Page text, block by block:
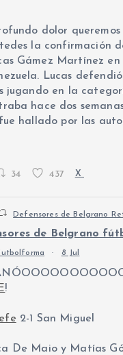
dolor
la confirmación
Gámez Martínez
Lucas
jugando en la
hace dos
hallado por las
34 437 X
Defensores de Belgrano
de Belgrano
· 8 Jul
!
2-1 San Miguel
De Maio y Matías